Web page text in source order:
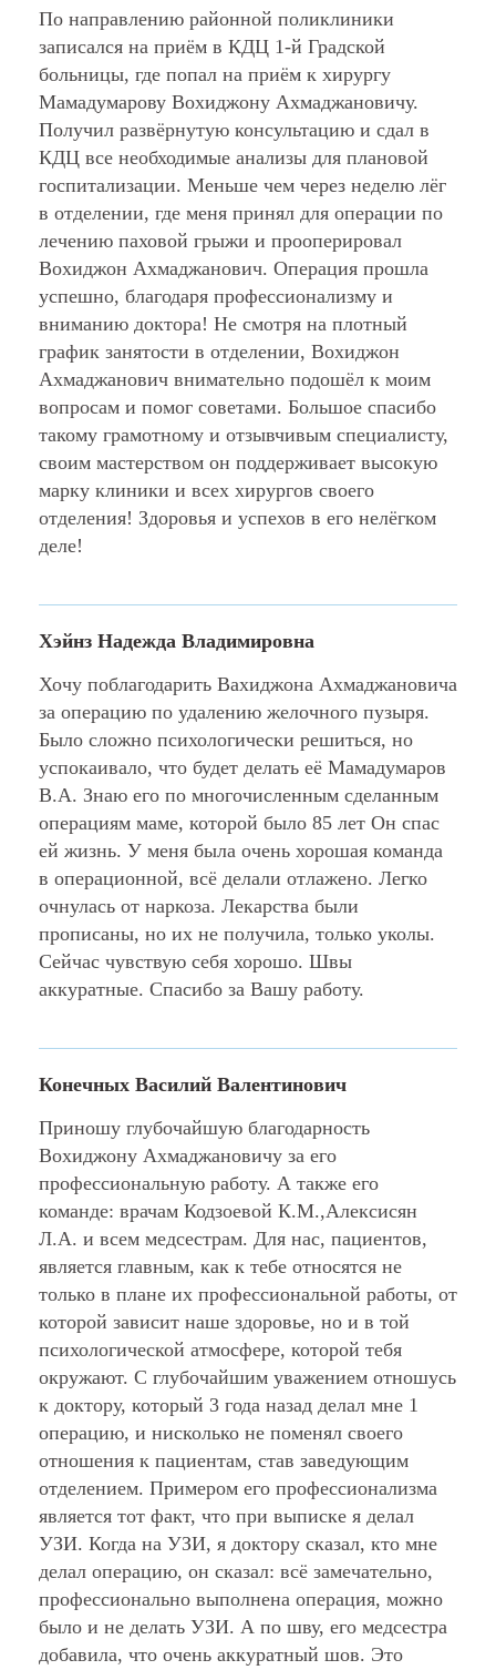
По направлению районной поликлиники
записался на приём в КДЦ 1-й Градской
больницы, где попал на приём к хирургу
Мамадумарову Вохиджону Ахмаджановичу.
Получил развёрнутую консультацию и сдал в
КДЦ все необходимые анализы для плановой
госпитализации. Меньше чем через неделю лёг
в отделении, где меня принял для операции по
лечению паховой грыжи и прооперировал
Вохиджон Ахмаджанович. Операция прошла
успешно, благодаря профессионализму и
вниманию доктора! Не смотря на плотный
график занятости в отделении, Вохиджон
Ахмаджанович внимательно подошёл к моим
вопросам и помог советами. Большое спасибо
такому грамотному и отзывчивым специалисту,
своим мастерством он поддерживает высокую
марку клиники и всех хирургов своего
отделения! Здоровья и успехов в его нелёгком
деле!
Хэйнз Надежда Владимировна
Хочу поблагодарить Вахиджона Ахмаджановича
за операцию по удалению желочного пузыря.
Было сложно психологически решиться, но
успокаивало, что будет делать её Мамадумаров
В.А. Знаю его по многочисленным сделанным
операциям маме, которой было 85 лет Он спас
ей жизнь. У меня была очень хорошая команда
в операционной, всё делали отлажено. Легко
очнулась от наркоза. Лекарства были
прописаны, но их не получила, только уколы.
Сейчас чувствую себя хорошо. Швы
аккуратные. Спасибо за Вашу работу.
Конечных Василий Валентинович
Приношу глубочайшую благодарность
Вохиджону Ахмаджановичу за его
профессиональную работу. А также его
команде: врачам Кодзоевой К.М.,Алексисян
Л.А. и всем медсестрам. Для нас, пациентов,
является главным, как к тебе относятся не
только в плане их профессиональной работы, от
которой зависит наше здоровье, но и в той
психологической атмосфере, которой тебя
окружают. С глубочайшим уважением отношусь
к доктору, который 3 года назад делал мне 1
операцию, и нисколько не поменял своего
отношения к пациентам, став заведующим
отделением. Примером его профессионализма
является тот факт, что при выписке я делал
УЗИ. Когда на УЗИ, я доктору сказал, кто мне
делал операцию, он сказал: всё замечательно,
профессионально выполнена операция, можно
было и не делать УЗИ. А по шву, его медсестра
добавила, что очень аккуратный шов. Это